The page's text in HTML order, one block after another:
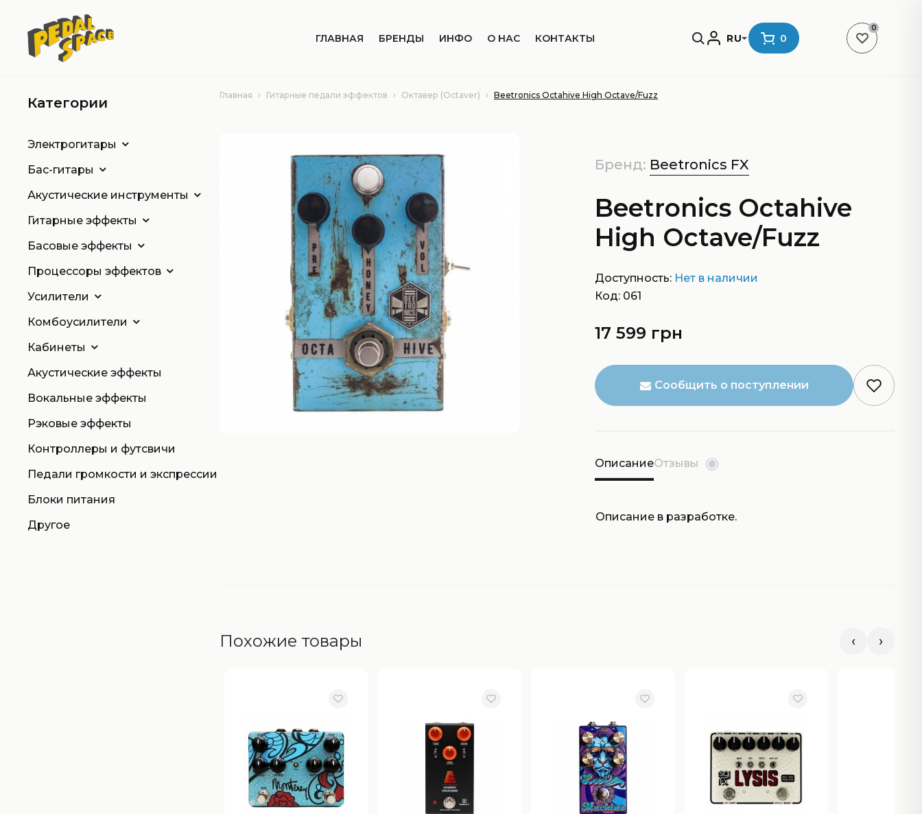
ГЛАВНАЯ БРЕНДЫ ИНФО О НАС КОНТАКТЫ RU 0
0
Главная Гитарные педали эффектов Октавер (Octaver) Beetronics Octahive High Octave/Fuzz
Бренд: Beetronics FX
Beetronics Octahive
High Octave/Fuzz
Доступность: Нет в наличии
Код: 061
17 599 грн
Сообщить о поступлении
ОписаниеОтзывы 0
Описание в разработке.
Похожие товары ‹ ›
Категории
Электрогитары
Бас-гитары
Акустические инструменты
Гитарные эффекты
Басовые эффекты
Процессоры эффектов
Усилители
Комбоусилители
Кабинеты
Акустические эффекты
Вокальные эффекты
Рэковые эффекты
Контроллеры и футсвичи
Педали громкости и экспрессии
Блоки питания
Другое